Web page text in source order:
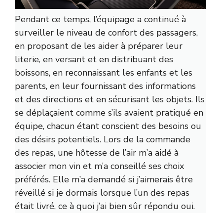
Pendant ce temps, l’équipage a continué à
surveiller le niveau de confort des passagers,
en proposant de les aider à préparer leur
literie, en versant et en distribuant des
boissons, en reconnaissant les enfants et les
parents, en leur fournissant des informations
et des directions et en sécurisant les objets. Ils
se déplaçaient comme s’ils avaient pratiqué en
équipe, chacun étant conscient des besoins ou
des désirs potentiels. Lors de la commande
des repas, une hôtesse de l’air m’a aidé à
associer mon vin et m’a conseillé ses choix
préférés. Elle m’a demandé si j’aimerais être
réveillé si je dormais lorsque l’un des repas
était livré, ce à quoi j’ai bien sûr répondu oui.